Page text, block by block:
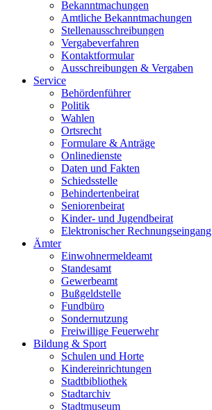
Bekanntmachungen
Amtliche Bekanntmachungen
Stellenausschreibungen
Vergabeverfahren
Kontaktformular
Ausschreibungen & Vergaben
Service
Behördenführer
Politik
Wahlen
Ortsrecht
Formulare & Anträge
Onlinedienste
Daten und Fakten
Schiedsstelle
Behindertenbeirat
Seniorenbeirat
Kinder- und Jugendbeirat
Elektronischer Rechnungseingang
Ämter
Einwohnermeldeamt
Standesamt
Gewerbeamt
Bußgeldstelle
Fundbüro
Sondernutzung
Freiwillige Feuerwehr
Bildung & Sport
Schulen und Horte
Kindereinrichtungen
Stadtbibliothek
Stadtarchiv
Stadtmuseum